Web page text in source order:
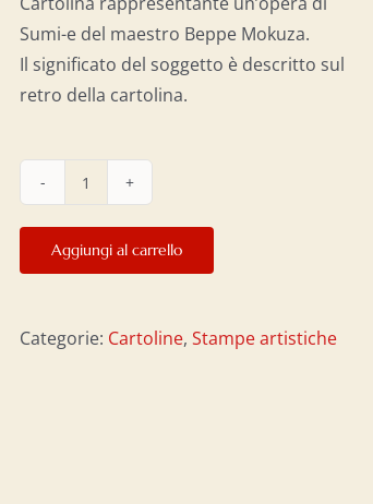
Sumi-e del maestro Beppe Mokuza.
Il significato del soggetto è descritto sul
retro della cartolina.
Cartolina
10x21
-
Spada
Aggiungi al carrello
Categorie: Cartoline, Stampe artistiche